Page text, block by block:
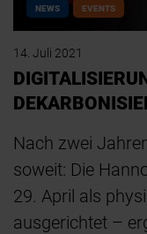
NEWS EVENTS
14. Juli 2021
Nach zwei
soweit: Die
29. April als
ausgerichtet –